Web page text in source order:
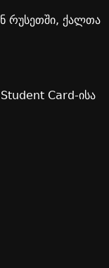
რუსეთში, ქალთა
Card-ისა